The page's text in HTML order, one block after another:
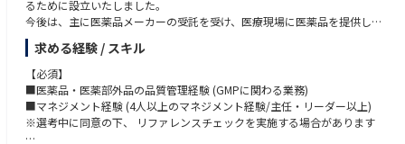
るために設立いたしました。
今後は、主に医薬品メーカーの受託を受け、医療現場に医薬品を提供して
いきます。
2020年に工場・設備を新設し、「健康経営優良法人(中小規模法人部門)」
認定を受けており、 キャリア構築と長期的に安心して働ける職場環境で
す。
◆業務内容
品質保証部試験課のマネジメントや出荷する製品の品質を保証するための
求める経験 / スキル
【必須】
■医薬品・医薬部外品の品質管理経験 (GMPに関わる業務)
■マネジメント経験 (4人以上のマネジメント経験/主任・リーダー以上)
※選考中に同意の下、 リファレンスチェックを実施する場合があります